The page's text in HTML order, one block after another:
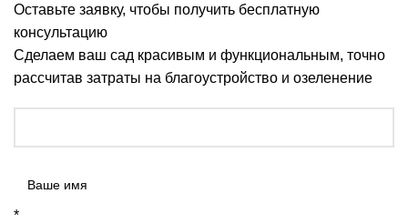
Оставьте заявку, чтобы получить бесплатную
консультацию
Сделаем ваш сад красивым и функциональным, точно
рассчитав затраты на благоустройство и озеленение
*